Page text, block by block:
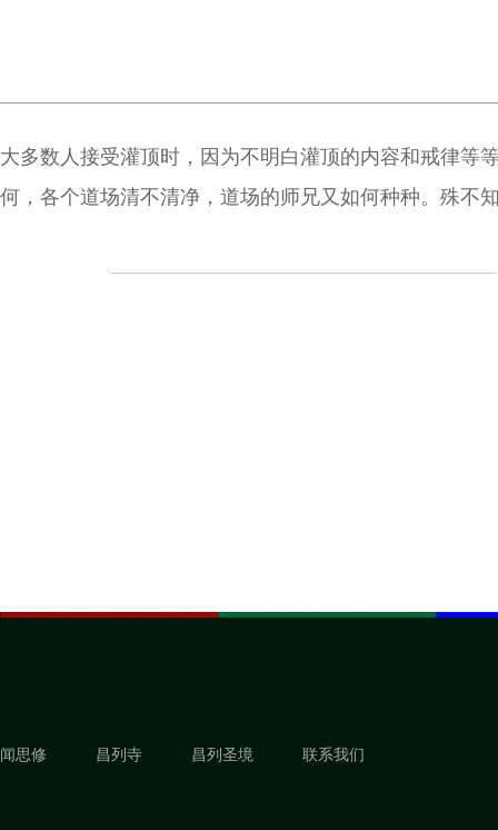
大多数人接受灌顶时，因为不明白灌顶的内容和戒律等
何，各个道场清不清净，道场的师兄又如何种种。殊不
闻思修 昌列寺 昌列圣境 联系我们